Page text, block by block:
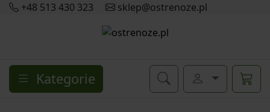
+48 513 430 323 sklep@ostrenoze.pl
Kategorie